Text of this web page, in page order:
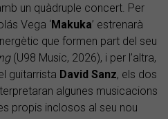
un quàdruple concert. Per
Vega ‘Makuka’ estrenarà
que formen part del seu
(U98 Music, 2026), i per l’altra,
guitarrista David Sanz, els dos
algunes musicacions
propis inclosos al seu nou